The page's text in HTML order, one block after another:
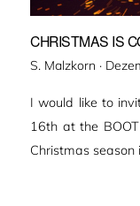
CHRISTMAS IS
S. Malzkorn ·
I would like to
16th at the
Christmas season